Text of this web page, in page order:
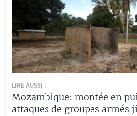
LIRE AUSSI :
Mozambique: montée en
attaques de groupes armés